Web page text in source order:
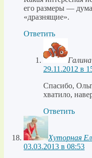
его размеры —
«дразнящие».
Ответить
29.11.2012 в
Спасибо,
хватило,
Ответить
Хуторная
03.03.2013 в 08:53